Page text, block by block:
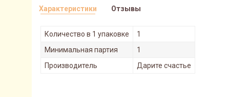
Характеристики
Количество в 1 упаковке
1
Минимальная партия
1
Производитель
Дарите счастье
Отзывы